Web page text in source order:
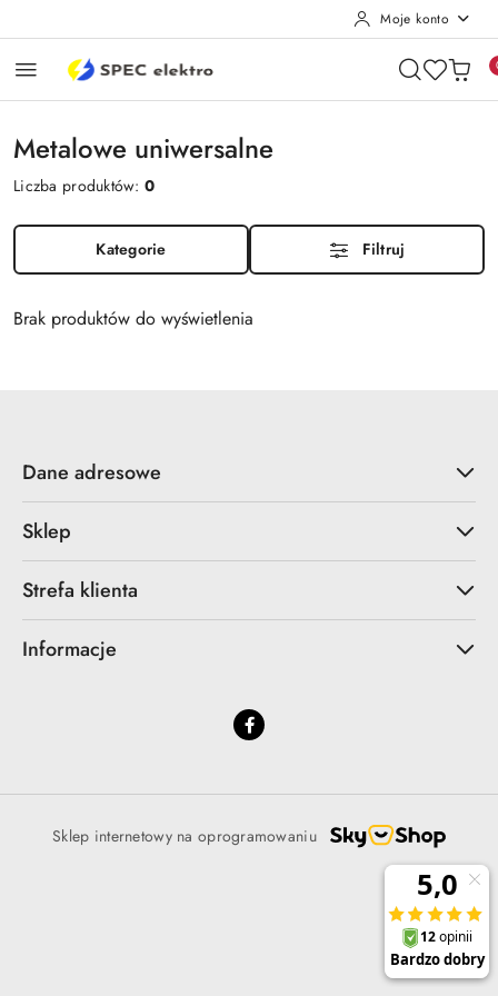
Moje konto
Metalowe uniwersalne
Liczba produktów:0
Kategorie Filtruj
Brak produktów do wyświetlenia
Dane adresowe
Sklep
Strefa klienta
Informacje
Sklep internetowy na oprogramowaniu